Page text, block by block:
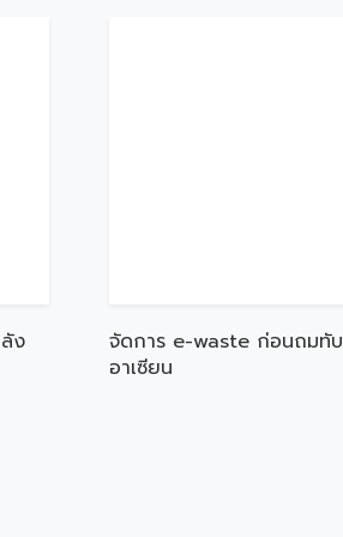
ง
จัดการ e-waste ก่อนถมทับ
อาเซียน